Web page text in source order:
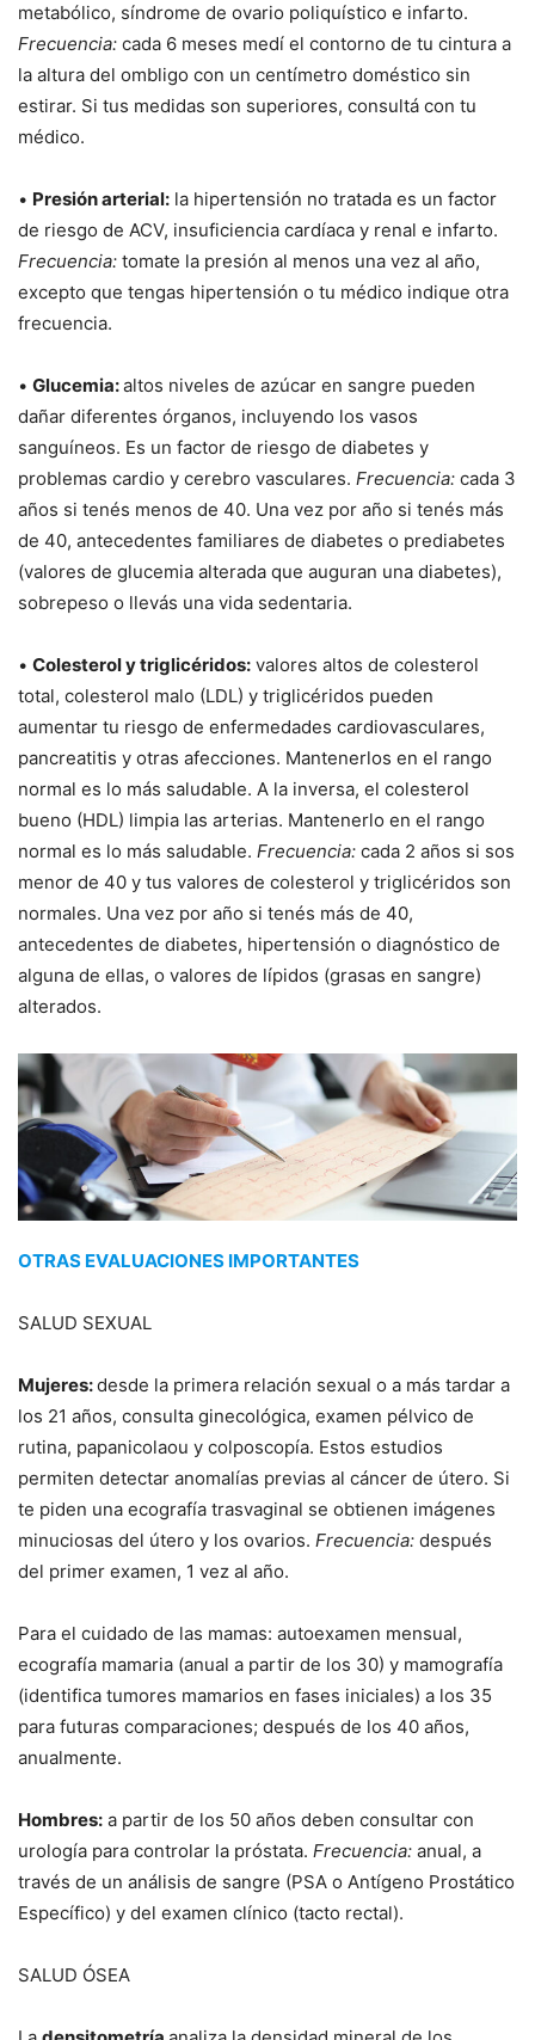
metabólico, síndrome de ovario poliquístico e infarto.
Frecuencia: cada 6 meses medí el contorno de tu cintura a
la altura del ombligo con un centímetro doméstico sin
estirar. Si tus medidas son superiores, consultá con tu
médico.
• Presión arterial: la hipertensión no tratada es un factor
de riesgo de ACV, insuficiencia cardíaca y renal e infarto.
Frecuencia: tomate la presión al menos una vez al año,
excepto que tengas hipertensión o tu médico indique otra
frecuencia.
• Glucemia:altos niveles de azúcar en sangre pueden
dañar diferentes órganos, incluyendo los vasos
sanguíneos. Es un factor de riesgo de diabetes y
problemas cardio y cerebro vasculares. Frecuencia: cada 3
años si tenés menos de 40. Una vez por año si tenés más
de 40, antecedentes familiares de diabetes o prediabetes
(valores de glucemia alterada que auguran una diabetes),
sobrepeso o llevás una vida sedentaria.
• Colesterol y triglicéridos: valores altos de colesterol
total, colesterol malo (LDL) y triglicéridos pueden
aumentar tu riesgo de enfermedades cardiovasculares,
pancreatitis y otras afecciones. Mantenerlos en el rango
normal es lo más saludable. A la inversa, el colesterol
bueno (HDL) limpia las arterias. Mantenerlo en el rango
normal es lo más saludable. Frecuencia: cada 2 años si sos
menor de 40 y tus valores de colesterol y triglicéridos son
normales. Una vez por año si tenés más de 40,
antecedentes de diabetes, hipertensión o diagnóstico de
alguna de ellas, o valores de lípidos (grasas en sangre)
alterados.
OTRAS EVALUACIONES IMPORTANTES
SALUD SEXUAL
Mujeres:desde la primera relación sexual o a más tardar a
los 21 años, consulta ginecológica, examen pélvico de
rutina, papanicolaou y colposcopía. Estos estudios
permiten detectar anomalías previas al cáncer de útero. Si
te piden una ecografía trasvaginal se obtienen imágenes
minuciosas del útero y los ovarios. Frecuencia: después
del primer examen, 1 vez al año.
Para el cuidado de las mamas: autoexamen mensual,
ecografía mamaria (anual a partir de los 30) y mamografía
(identifica tumores mamarios en fases iniciales) a los 35
para futuras comparaciones; después de los 40 años,
anualmente.
Hombres: a partir de los 50 años deben consultar con
urología para controlar la próstata. Frecuencia: anual, a
través de un análisis de sangre (PSA o Antígeno Prostático
Específico) y del examen clínico (tacto rectal).
SALUD ÓSEA